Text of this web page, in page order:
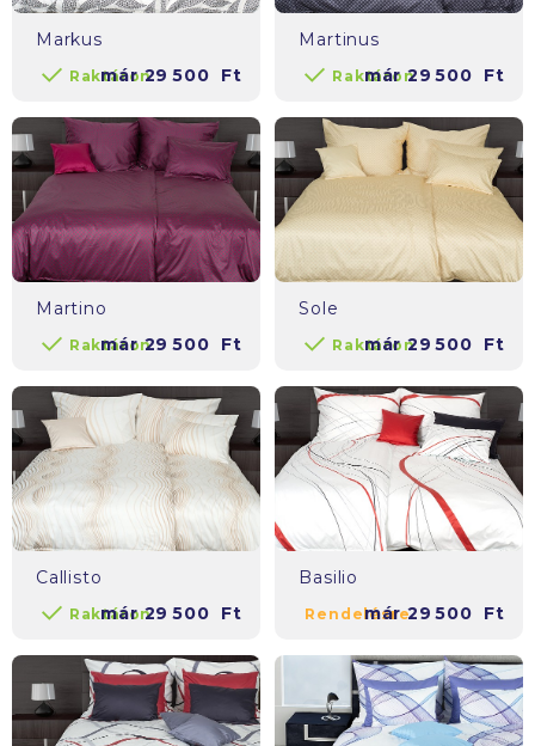
Markus
Raktáron
már29 500 Ft
Martinus
Raktáron
már29 500 Ft
Martino
Raktáron
már29 500 Ft
Sole
Raktáron
már29 500 Ft
Callisto
Raktáron
már29 500 Ft
Basilio
Rendelésre
már29 500 Ft